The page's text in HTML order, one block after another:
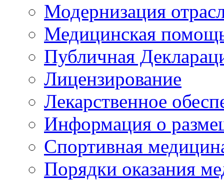
Модернизация
Медицинская
Публичная
Лицензирование
Лекарственное
Информация о
Спортивная
Порядки оказания